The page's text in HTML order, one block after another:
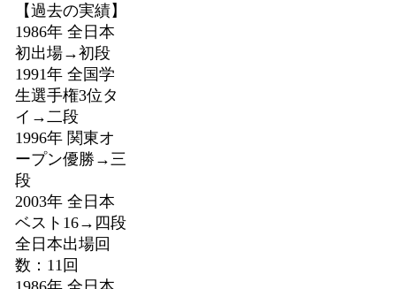
【過去の実績】
1986年 全日本
初出場→初段
1991年 全国学
生選手権3位タ
イ→二段
1996年 関東オ
ープン優勝→三
段
2003年 全日本
ベスト16→四段
全日本出場回
数：11回